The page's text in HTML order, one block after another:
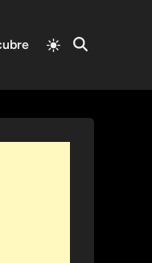
Switch
to
Open